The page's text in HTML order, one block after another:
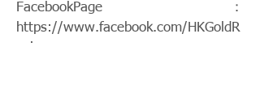
FacebookPage：
https://www.facebook.com/HKGoldR